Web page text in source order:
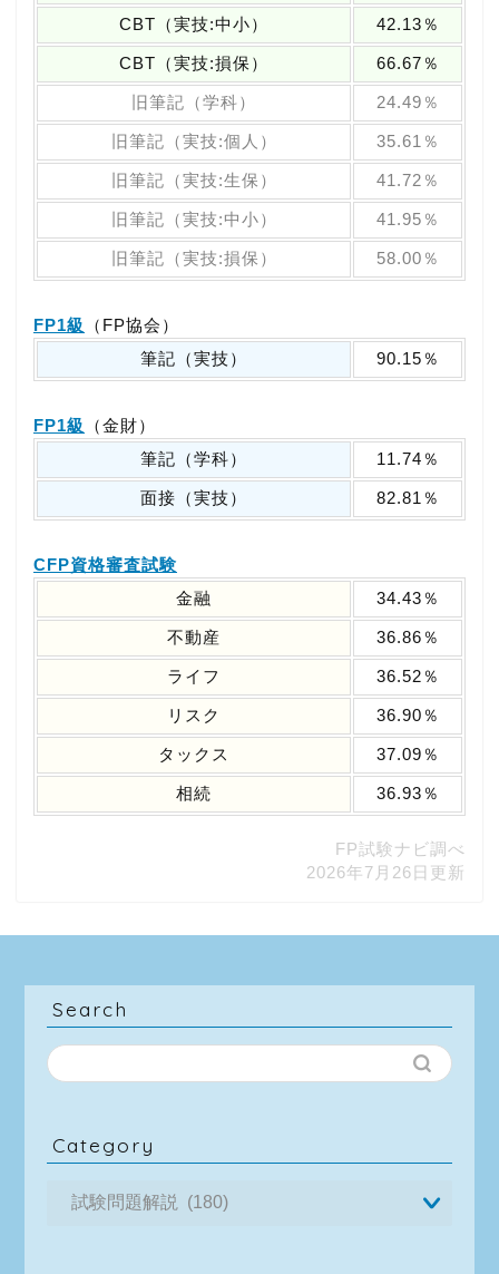
CBT（実技:中小） 42.13％
CBT（実技:損保） 66.67％
旧筆記（学科） 24.49％
旧筆記（実技:個人） 35.61％
旧筆記（実技:生保） 41.72％
旧筆記（実技:中小） 41.95％
旧筆記（実技:損保） 58.00％
FP1級
（FP協会）
筆記（実技）
90.15％
FP1級
（金財）
筆記（学科）
11.74％
面接（実技） 82.81％
CFP資格審査試験
金融
34.43％
不動産 36.86％
ライフ 36.52％
リスク 36.90％
タックス 37.09％
相続 36.93％
FP試験ナビ調べ
2026年7月26日更新
Search
Category